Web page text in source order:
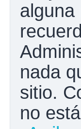
alguna
nada
sitio.
no